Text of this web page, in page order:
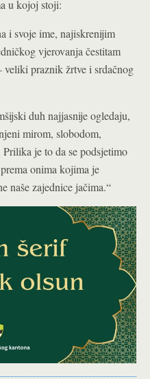
u kojoj stoji:
i svoje ime, najiskrenijim
vjerovanja čestitam
praznik žrtve i srdačnog
duh najjasnije ogledaju,
mirom, slobodom,
je to da se podsjetimo
onima kojima je
naše zajednice jačima.“